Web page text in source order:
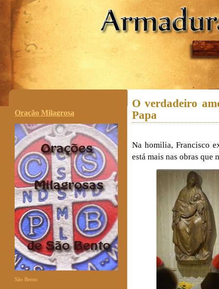
.
Oração Milagrosa
São Bento
O verdadeiro
Papa
Na homilia, Francisco
está mais nas obras que